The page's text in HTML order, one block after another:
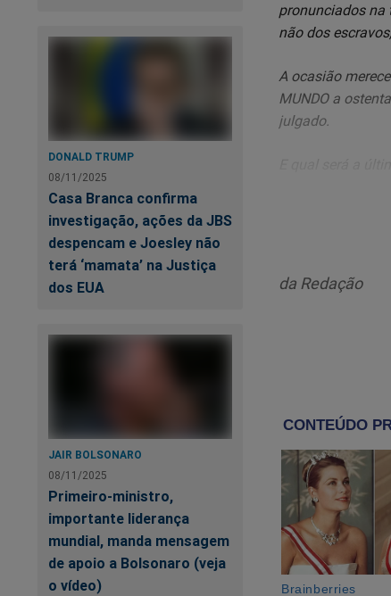
DONALD TRUMP
08/11/2025
Casa Branca confirma
investigação, ações da JBS
despencam e Joesley não
terá ‘mamata’ na Justiça
dos EUA
JAIR BOLSONARO
08/11/2025
Primeiro-ministro,
importante liderança
mundial, manda mensagem
de apoio a Bolsonaro (veja
o vídeo)
pronunciados na
não dos
A ocasião
MUNDO a
julgado.
Jato” - a
Insista-se:
aberração.
arrevesada,
Esse truque
libertar, a partir
colocando nas
O STF NÃO
da Redação